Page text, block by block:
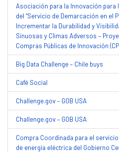
Asociación para la Innovación para
del “Servicio de Demarcación en el
Incrementar la Durabilidad y
Sinuosas y Climas Adversos –
Compras Públicas de Innovación
Big Data Challenge – Chile buys
Café Social
Challenge.gov – GOB USA
Challenge.gov – GOB USA
Compra Coordinada para el
de energía eléctrica del Gobierno